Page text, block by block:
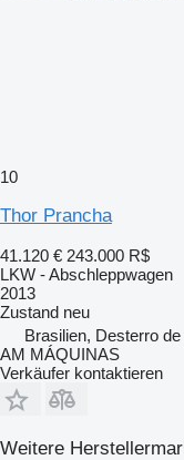
10
Thor Prancha
41.120 € 243.000 R$
LKW - Abschleppwagen
2013
Zustand neu
Brasilien, Desterro
AM MÁQUINAS
Verkäufer kontaktieren
Weitere